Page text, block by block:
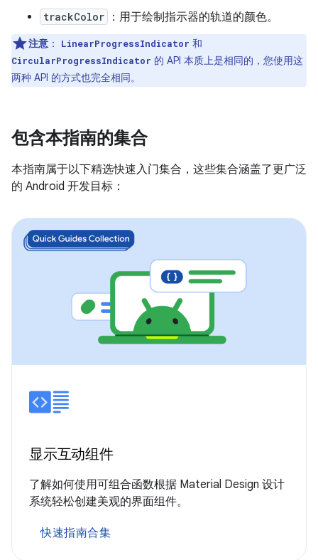
trackColor ：用于绘制指示器的轨道的颜色。
注意 ： LinearProgressIndicator 和
CircularProgressIndicator 的 API 本质上是相同的，您使用这
两种 API 的方式也完全相同。
包含本指南的集合
本指南属于以下精选快速入门集合，这些集合涵盖了更广泛
的 Android 开发目标：
显示互动组件
了解如何使用可组合函数根据 Material Design 设计
系统轻松创建美观的界面组件。
快速指南合集